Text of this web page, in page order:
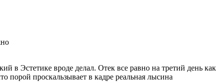
в Эстетике вроде делал. Отек все равно на третий день
порой проскальзывает в кадре реальная лысина